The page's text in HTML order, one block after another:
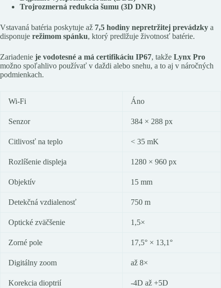
Trojrozmerná redukcia šumu (3D DNR)
Vstavaná batéria poskytuje až 7,5 hodiny nepretržitej prevádzky a
disponuje režimom spánku, ktorý predlžuje životnosť batérie.
Zariadenie je vodotesné a má certifikáciu IP67, takže Lynx Pro
možno spoľahlivo používať v daždi alebo snehu, a to aj v náročných
podmienkach.
Wi-Fi Áno
Senzor 384 × 288 px
Citlivosť na teplo < 35 mK
Rozlíšenie displeja 1280 × 960 px
Objektív 15 mm
Detekčná vzdialenosť 750 m
Optické zväčšenie 1,5×
Zorné pole 17,5° × 13,1°
Digitálny zoom až 8×
Korekcia dioptrií -4D až +5D